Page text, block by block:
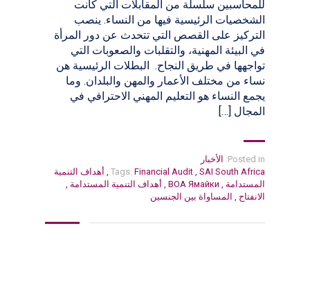
للمحاسبين سلسلة من المقابلات التي كانت
الشخصيات الرئيسية فيها من النساء. ينصب
التركيز على القصص التي تتحدث عن دور المرأة
في البيئة المهنية، والتقلبات والصعوبات التي
تواجهها في طريق النجاح. البطلات الرئيسية هن
نساء من مختلف الأعمار والمهن والبلدان. وما
يجمع النساء هو التعليم المهني الاحترافي في
المجال […]
Posted in: الأخبار
Tags: Financial Audit , SAI South Africa
, أهداف التنمية
المستدامة ,
ВОА Ямайки
, أهداف التنمية المستدامة ,
الانفتاح , المساواة بين الجنسين